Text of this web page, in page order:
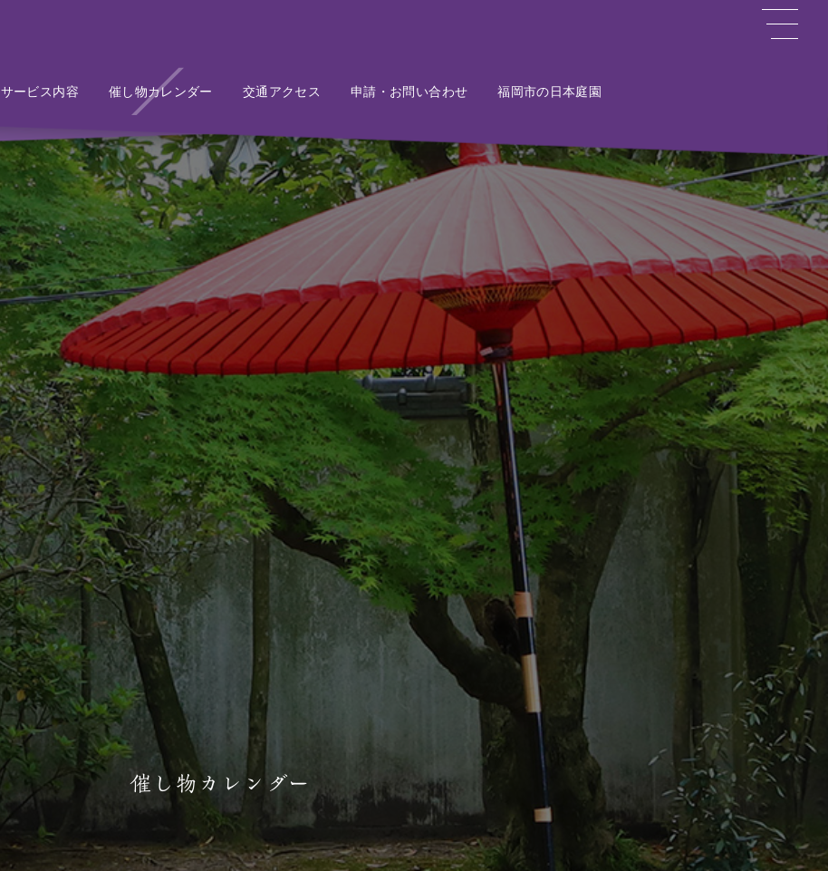
サービス内容
Service 催し物カレンダー
Event 交通アクセス
Access 申請・お問い合わせ
Contact 福岡市の日本庭園
Potal
催し物カレンダー